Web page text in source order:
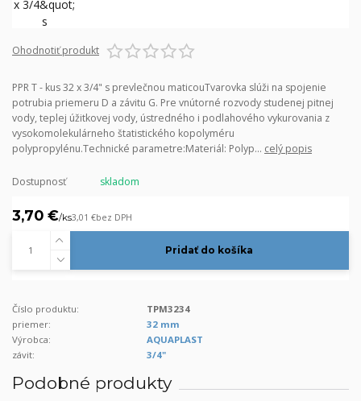
Ohodnotiť produkt
PPR T - kus 32 x 3/4" s prevlečnou maticouTvarovka slúži na spojenie
potrubia priemeru D a závitu G. Pre vnútorné rozvody studenej pitnej
vody, teplej úžitkovej vody, ústredného i podlahového vykurovania z
vysokomolekulárneho štatistického kopolyméru
polypropylénu.Technické parametre:Materiál: Polyp... celý popis
Dostupnosť skladom
3,70 €/ks3,01 €bez DPH
Pridať do košíka
Číslo produktu:
TPM3234
priemer:
32 mm
Výrobca:
AQUAPLAST
závit:
3/4"
Podobné produkty